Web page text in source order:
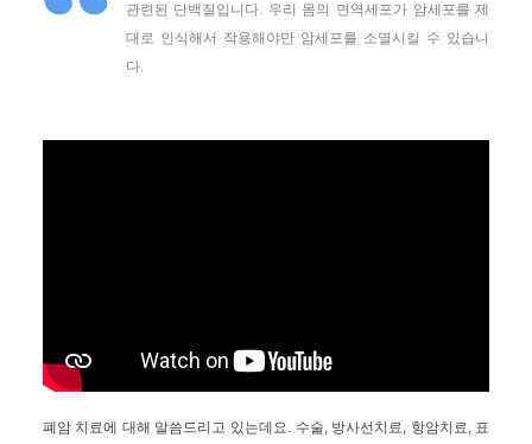
관련된 단백질입니다. 우리 몸의 면역세포가 암세포를 제
대로 인식해서 작용해야만 암세포를 소멸시킬 수 있습니
다.
폐암 치료에 대해 말씀드리고 있는데요. 수술, 방사선치료, 항암치료, 표